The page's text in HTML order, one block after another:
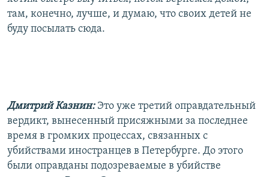
там, конечно, лучше, и думаю, что своих детей не
буду посылать сюда.
Дмитрий Казнин: Это уже третий оправдательный
вердикт, вынесенный присяжными за последнее
время в громких процессах, связанных с
убийствами иностранцев в Петербурге. До этого
были оправданы подозреваемые в убийстве